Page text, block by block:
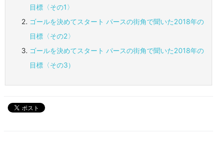
目標〈その1〉
ゴールを決めてスタート パースの街角で聞いた2018年の
目標〈その2〉
ゴールを決めてスタート パースの街角で聞いた2018年の
目標〈その3）